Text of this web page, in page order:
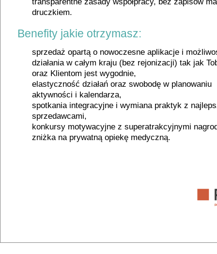
druczkiem.
Benefity jakie otrzymasz:
sprzedaż opartą o nowoczesne aplikacje i
działania w całym kraju (bez rejonizacji) tak jak
oraz Klientom jest wygodnie,
elastyczność działań oraz swobodę w planowaniu
aktywności i kalendarza,
spotkania integracyjne i wymiana praktyk z
sprzedawcami,
konkursy motywacyjne z superatrakcyjnymi
zniżka na prywatną opiekę medyczną.